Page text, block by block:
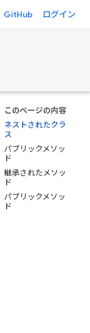
GitHub ログイン
このページの内容
ネストされたクラ
ス
パブリックメソッ
ド
継承されたメソッ
ド
パブリックメソッ
ド